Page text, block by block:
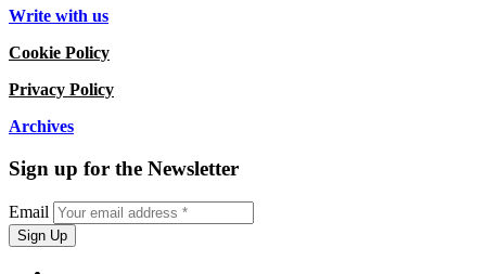
Write with us
Cookie Policy
Privacy Policy
Archives
Sign up for the Newsletter
Email